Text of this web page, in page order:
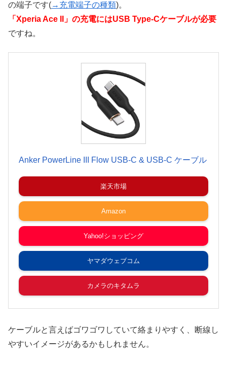
の端子です(→充電端子の種類)。
「Xperia Ace II」の充電にはUSB Type-Cケーブルが必要
ですね。
Anker PowerLine III Flow USB-C & USB-C ケーブル
楽天市場
Amazon
Yahoo!ショッピング
ヤマダウェブコム
カメラのキタムラ
ケーブルと言えばゴワゴワしていて絡まりやすく、断線し
やすいイメージがあるかもしれません。